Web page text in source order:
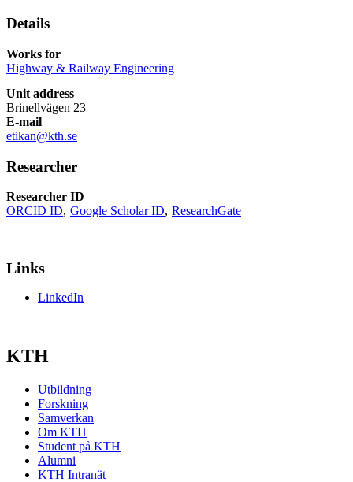
Details
Works for
Highway & Railway Engineering
Unit address
Brinellvägen 23
E-mail
etikan@kth.se
Researcher
Researcher ID
ORCID ID Google Scholar ID ResearchGate
Links
LinkedIn
KTH
Utbildning
Forskning
Samverkan
Om KTH
Student på KTH
Alumni
KTH Intranät